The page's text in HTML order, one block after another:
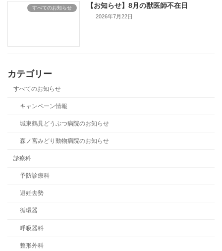
すべてのお知らせ 【お知らせ】8月の獣医師不在日
2026年7月22日
カテゴリー
すべてのお知らせ
キャンペーン情報
城東鶴見どうぶつ病院のお知らせ
森ノ宮みどり動物病院のお知らせ
診療科
予防診療科
避妊去勢
循環器
呼吸器科
整形外科